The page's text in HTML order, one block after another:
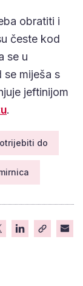
obratiti i
česte kod
se u
se miješa s
jeftinijom
.
do